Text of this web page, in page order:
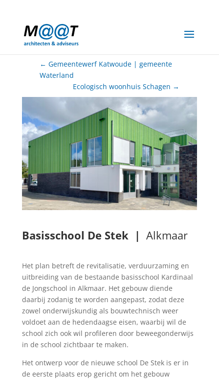
← Gemeentewerf Katwoude | gemeente
Waterland
Ecologisch woonhuis Schagen →
Basisschool De Stek | Alkmaar
Het plan betreft de revitalisatie, verduurzaming en
uitbreiding van de bestaande basisschool Kardinaal
de Jongschool in Alkmaar. Het gebouw diende
daarbij zodanig te worden aangepast, zodat deze
zowel onderwijskundig als bouwtechnisch weer
voldoet aan de hedendaagse eisen, waarbij wil de
school zich ook wil profileren door beweegonderwijs
in de school zichtbaar te maken.
Het ontwerp voor de nieuwe school De Stek is er in
de eerste plaats erop gericht om het gebouw